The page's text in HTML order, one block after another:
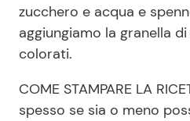
zucchero e acqua e
aggiungiamo la granella
colorati.
COME STAMPARE LA
spesso se sia o meno